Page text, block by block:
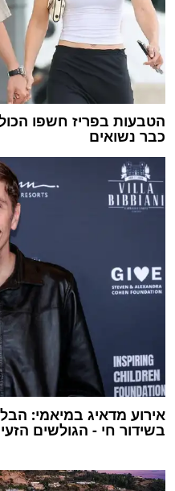
הטבעות בפריז חשפו
כבר נשואים
אירוע מדאיג במיאמי:
בשידור חי - הגולשים